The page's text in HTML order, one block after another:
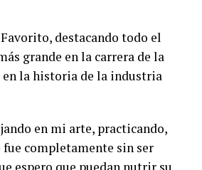
destacando todo el
grande en la carrera de la
la historia de la industria
en mi arte, practicando,
fue completamente sin ser